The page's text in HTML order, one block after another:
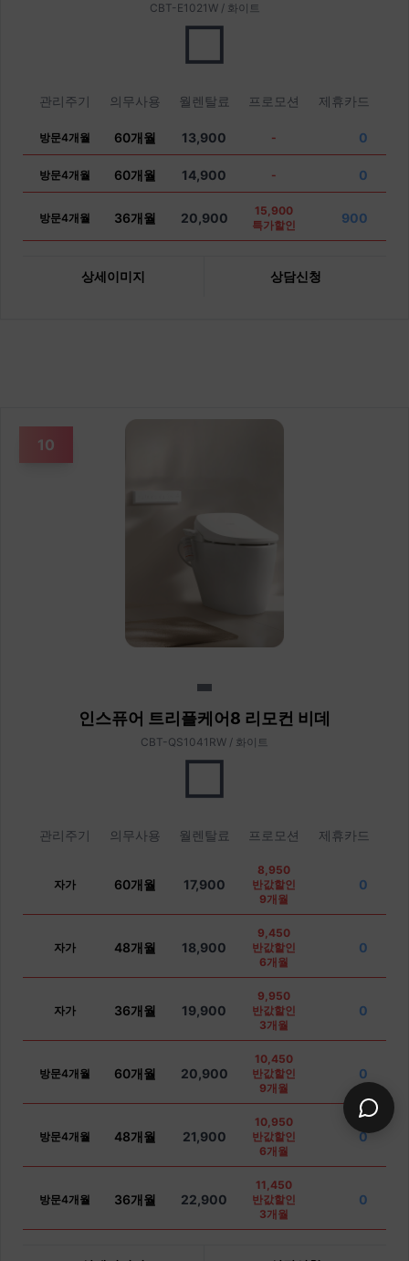
CBT-E1021W / 화이트
관리주기 의무사용 월렌탈료 프로모션 제휴카드
방문4개월 60개월 13,900 - 0
방문4개월 60개월 14,900 - 0
방문4개월 36개월 20,900
15,900
특가할인
900
상세이미지 상담신청
10
인스퓨어 트리플케어8 리모컨 비데
CBT-QS1041RW / 화이트
관리주기 의무사용 월렌탈료 프로모션 제휴카드
자가 60개월 17,900
8,950
반값할인
9개월
0
자가 48개월 18,900
9,450
반값할인
6개월
0
자가 36개월 19,900
9,950
반값할인
3개월
0
방문4개월 60개월 20,900
10,450
반값할인
9개월
0
방문4개월 48개월 21,900
10,950
반값할인
6개월
0
방문4개월 36개월 22,900
11,450
반값할인
3개월
0